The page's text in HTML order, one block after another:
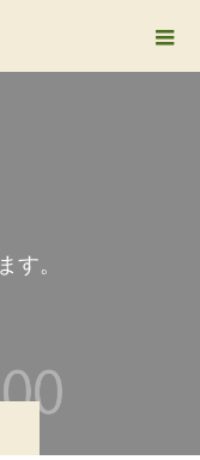
ます。